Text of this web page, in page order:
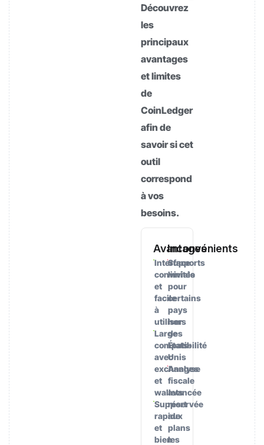
Découvrez
les
principaux
avantages
et limites
de
CoinLedger
afin de
savoir si cet
outil
correspond
à vos
besoins.
Avantages
Interface
conviviale
et
facile
à
utiliser
Large
compatibilité
avec
exchanges
et
wallets
Support
rapide
et
bien
Inconvénients
Supports
limités
pour
certains
pays
hors
des
États-
Unis
Analyse
fiscale
avancée
réservée
aux
plans
les